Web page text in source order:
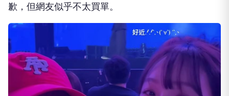
歉，但網友似乎不太買單。